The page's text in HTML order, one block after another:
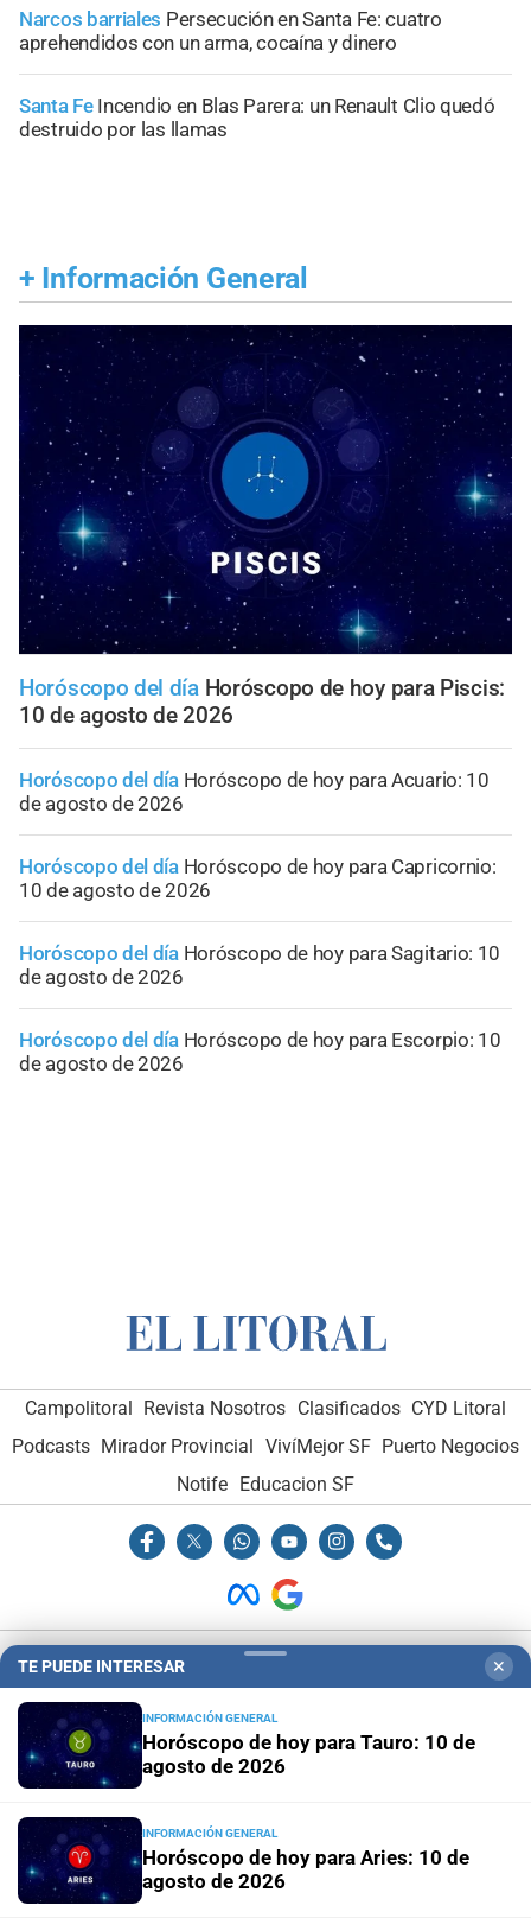
Narcos barriales Persecución en Santa Fe: cuatro
aprehendidos con un arma, cocaína y dinero
Santa Fe Incendio en Blas Parera: un Renault Clio quedó
destruido por las llamas
+ Información General
Horóscopo del día Horóscopo de hoy para Piscis:
10 de agosto de 2026
Horóscopo del día Horóscopo de hoy para Acuario: 10
de agosto de 2026
Horóscopo del día Horóscopo de hoy para Capricornio:
10 de agosto de 2026
Horóscopo del día Horóscopo de hoy para Sagitario: 10
de agosto de 2026
Horóscopo del día Horóscopo de hoy para Escorpio: 10
de agosto de 2026
Campolitoral Revista Nosotros Clasificados CYD Litoral
Podcasts Mirador Provincial VivíMejor SF Puerto Negocios
Notife Educacion SF
Hemeroteca Digital (1930-1979) Receptorías de avisos -
Administración y Publicidad
Opcionales con El Litoral
MediaKit
TE PUEDE INTERESAR ✕
INFORMACIÓN GENERAL
Horóscopo de hoy para Tauro: 10 de
agosto de 2026
INFORMACIÓN GENERAL
Horóscopo de hoy para Aries: 10 de
agosto de 2026